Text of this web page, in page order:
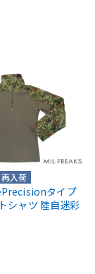
再入荷
タイプ
シャツ 陸自迷彩